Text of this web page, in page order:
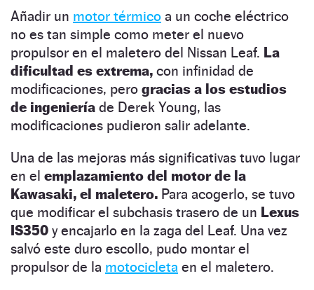
Añadir un motor térmico a un coche eléctrico
no es tan simple como meter el nuevo
propulsor en el maletero del Nissan Leaf. La
dificultad es extrema, con infinidad de
modificaciones, pero gracias a los estudios
de ingeniería de Derek Young, las
modificaciones pudieron salir adelante.
Una de las mejoras más significativas tuvo lugar
en el emplazamiento del motor de la
Kawasaki, el maletero. Para acogerlo, se tuvo
que modificar el subchasis trasero de un Lexus
IS350 y encajarlo en la zaga del Leaf. Una vez
salvó este duro escollo, pudo montar el
propulsor de la motocicleta en el maletero.